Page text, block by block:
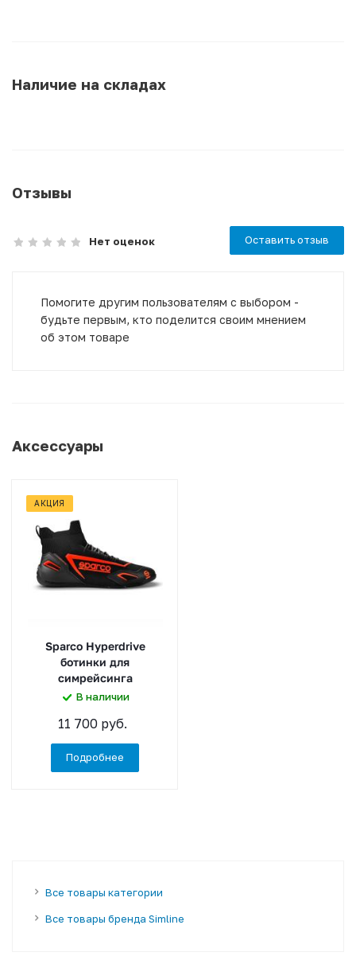
Наличие на складах
Отзывы
Нет оценок Оставить отзыв
Помогите другим пользователям с выбором -
будьте первым, кто поделится своим мнением
об этом товаре
Аксессуары
АКЦИЯ
Sparco Hyperdrive
ботинки для
симрейсинга
В наличии
11 700 руб.
Подробнее
Все товары категории
Все товары бренда Simline